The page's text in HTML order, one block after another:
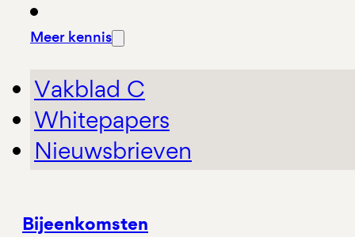
Meer kennis
Vakblad C
Whitepapers
Nieuwsbrieven
Bijeenkomsten